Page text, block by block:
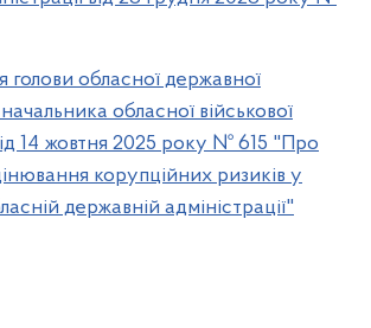
голови обласної державної
начальника обласної військової
14 жовтня 2025 року № 615 "Про
корупційних ризиків у
державній адміністрації"